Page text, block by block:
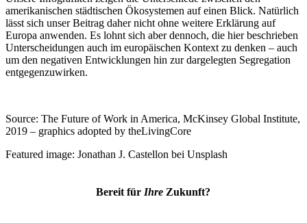
amerikanischen städtischen Ökosystemen auf einen Blick. Natürlich
lässt sich unser Beitrag daher nicht ohne weitere Erklärung auf
Europa anwenden. Es lohnt sich aber dennoch, die hier beschrieben
Unterscheidungen auch im europäischen Kontext zu denken – auch
um den negativen Entwicklungen hin zur dargelegten Segregation
entgegenzuwirken.
Source: The Future of Work in America, McKinsey Global Institute,
2019 – graphics adopted by theLivingCore
Featured image: Jonathan J. Castellon bei Unsplash
Bereit für Ihre Zukunft?